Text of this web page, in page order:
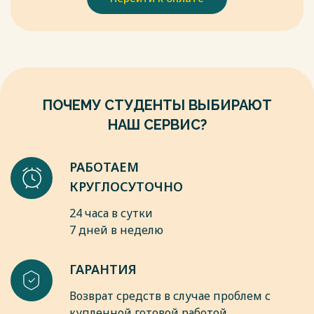
4. Невозможность работы с определенным типом заказов:
- Изначально заданные требования для товаров.
activity-diagrams/
Весь текст будет доступенпосле покупки
ПОЧЕМУ СТУДЕНТЫ ВЫБИРАЮТ
НАШ СЕРВИС?
РАБОТАЕМ
КРУГЛОСУТОЧНО
24 часа в сутки
7 дней в неделю
ГАРАНТИЯ
Возврат средств в случае проблем с